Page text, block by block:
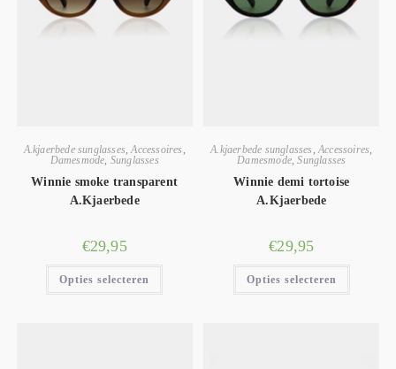
A.kjaerbede sunglasses ,Accessoires
Damesmode Sunglasses
Winnie smoke transparent
A.Kjaerbede
€29,95
Opties selecteren
A.kjaerbede sunglasses Accessoires
Damesmode,Sunglasses
Winnie demi tortoise
A.Kjaerbede
€29,95
Opties selecteren